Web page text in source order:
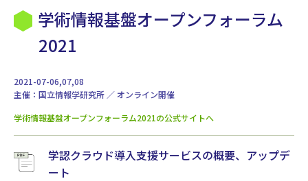
学術情報基盤オープンフォーラム
2021
2021-07-06,07,08
主催：国立情報学研究所 ／ オンライン開催
学術情報基盤オープンフォーラム2021の公式サイトへ
学認クラウド導入支援サービスの概要、アップデ
ート